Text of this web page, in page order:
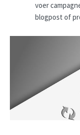
voer
blogpost of